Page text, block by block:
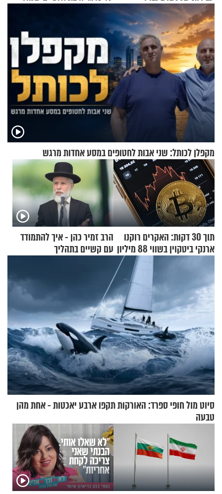
מקפלן לכותל: שני אבות לחטופים במסע אחדות מרגש
תוך 30 דקות: האקרים רוקנו
ארנקי ביטקוין בשווי 88 מיליון
הרב זמיר כהן - איך להתמודד
עם קשיים בתהליך
סיוט מול חופי ספרד: האורקות תקפו ארבע יאכטות - אחת מהן
טבעה